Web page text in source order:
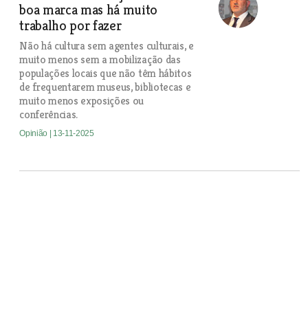
boa marca mas há muito
trabalho por fazer
Não há cultura sem agentes culturais, e
muito menos sem a mobilização das
populações locais que não têm hábitos
de frequentarem museus, bibliotecas e
muito menos exposições ou
conferências.
Opinião | 13-11-2025